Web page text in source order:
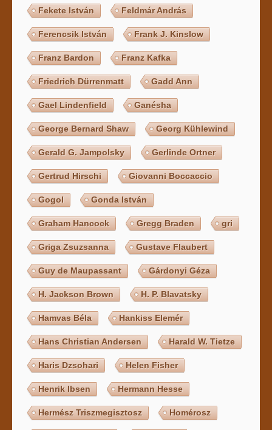
Fekete István Feldmár András
Ferencsik István Frank J. Kinslow
Franz Bardon Franz Kafka
Friedrich Dürrenmatt Gadd Ann
Gael Lindenfield Ganésha
George Bernard Shaw Georg Kühlewind
Gerald G. Jampolsky Gerlinde Ortner
Gertrud Hirschi Giovanni Boccaccio
Gogol Gonda István
Graham Hancock Gregg Braden gri
Griga Zsuzsanna Gustave Flaubert
Guy de Maupassant Gárdonyi Géza
H. Jackson Brown H. P. Blavatsky
Hamvas Béla Hankiss Elemér
Hans Christian Andersen Harald W. Tietze
Haris Dzsohari Helen Fisher
Henrik Ibsen Hermann Hesse
Hermész Triszmegisztosz Homérosz